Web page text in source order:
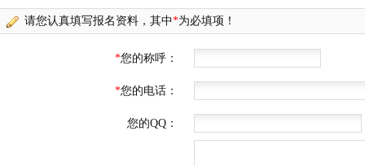
请您认真填写报名资料，其中*为必填项！
*您的称呼：
*您的电话：
您的QQ：